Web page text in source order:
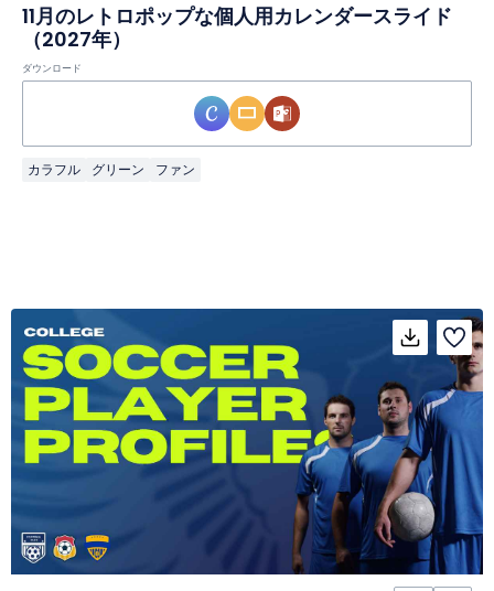
11月のレトロポップな個人用カレンダースライド
（2027年）
ダウンロード
カラフル グリーン ファン